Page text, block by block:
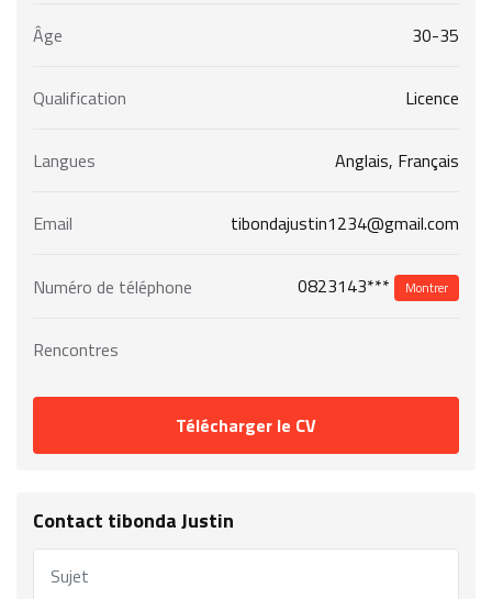
Âge 30-35
Qualification Licence
Langues Anglais, Français
Email tibondajustin1234@gmail.com
Numéro de téléphone 0823143*** Montrer
Rencontres
Télécharger le CV
Contact tibonda Justin